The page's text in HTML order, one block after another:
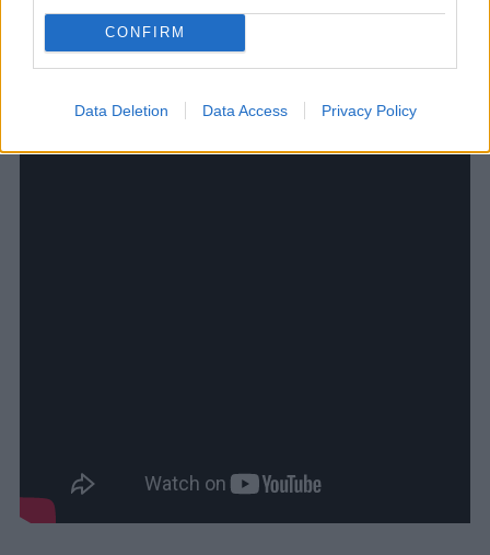
CONFIRM
Data Deletion Data Access Privacy Policy
odstávajúcimi ušami!